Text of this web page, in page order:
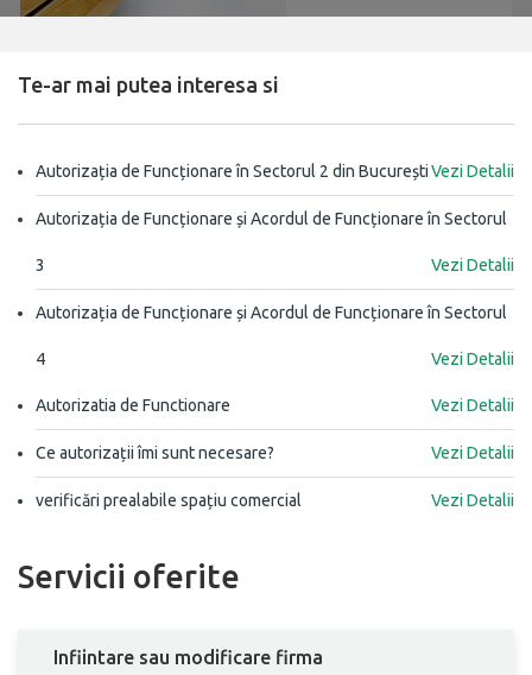
Servicii oferite
Infiintare sau modificare firma
Te-ar mai putea interesa si
Autorizația de Funcționare în Sectorul 2 din BucureștiVezi Detalii
Autorizația de Funcționare și Acordul de Funcționare în Sectorul
3 Vezi Detalii
Autorizația de Funcționare și Acordul de Funcționare în Sectorul
4 Vezi Detalii
Autorizatia de Functionare Vezi Detalii
Ce autorizații îmi sunt necesare? Vezi Detalii
verificări prealabile spațiu comercial Vezi Detalii